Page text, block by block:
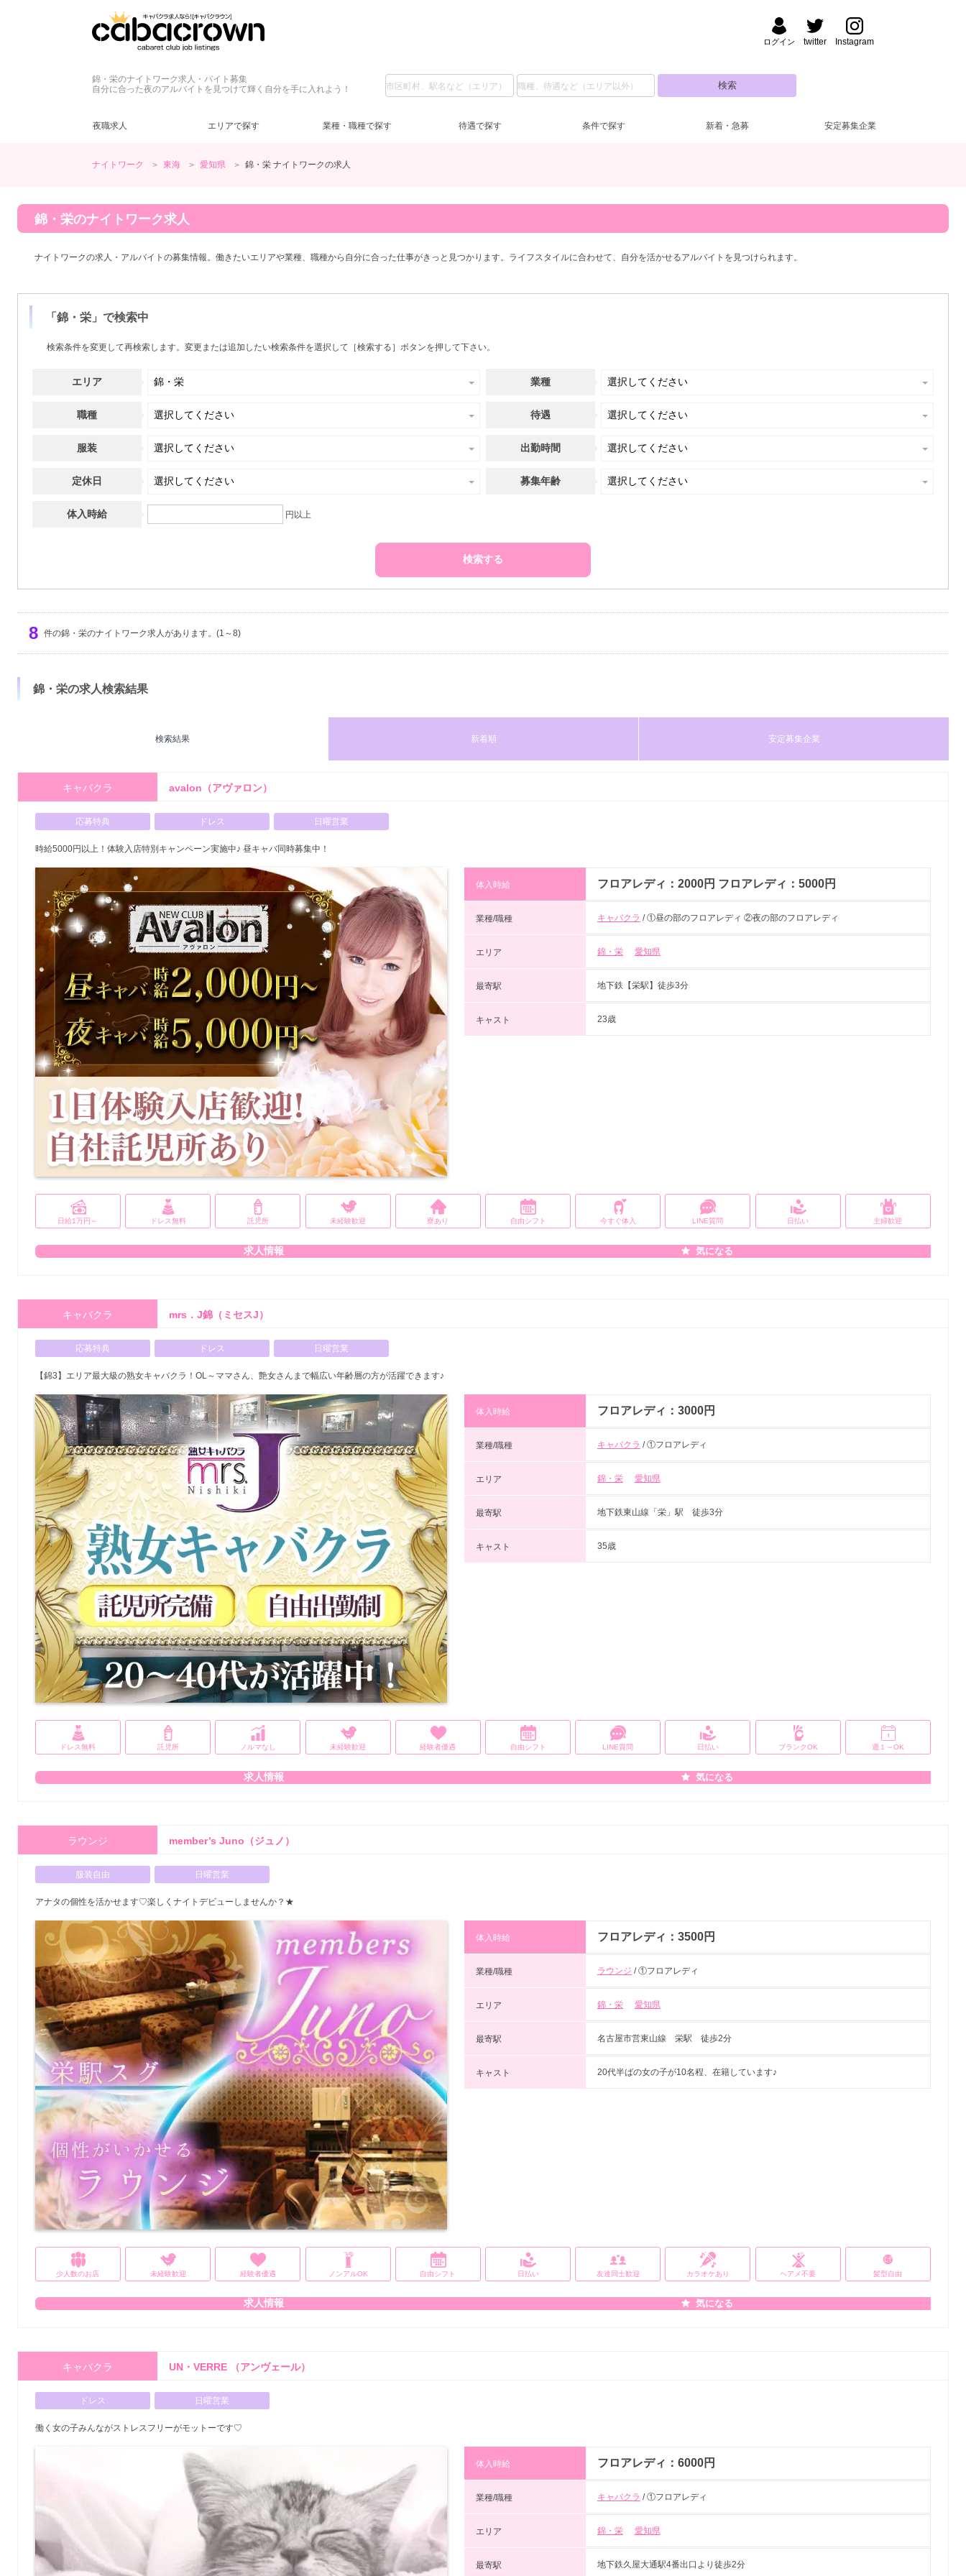
Instagram
twitter
ログイン
錦・栄のナイトワーク求人・バイト募集
自分に合った夜のアルバイトを見つけて輝く自分を手に入れよう！
夜職求人 エリアで探す
(20) 錦・栄 (8) 名駅・中村区
春日井・小牧 (1) 一宮・稲沢 (1) 安城・刈谷･知立 (1) 半田・東海・知多 (4)
業種・職種で探す
キャバクラ (27) ラウンジ (1) フロアレディ
待遇で探す
ネイル自由 (2) 髪型自由 (5) LINE質問
ヘアメ無料 (1) ヘアメ不要 (3) 交通費支給 (3) 新人保証あり (5) ノルマなし (23) 罰金なし (1)
カラオケあり (6)
条件で探す
(23) 私服 (2) 服装自由
土曜営業 (28) 日曜営業 (16) 祝日営業 (25) 10代 (10) 20代 (27) 30代 (11)
新着・急募 安定募集企業
ナイトワーク 東海 愛知県 錦・栄 ナイトワークの求人
錦・栄のナイトワーク求人
ナイトワークの求人・アルバイトの募集情報。働きたいエリアや業種、職種から自分に合った仕事がきっと見つかります。ライフスタイルに合わせて、自分を活かせるアルバイトを見つけられます。
「 錦・栄 」で検索中
検索条件を変更して再検索します。変更または追加したい検索条件を選択して［検索する］ボタンを押して下さい。
エリア 業種
職種 待遇
服装 出勤時間
定休日 募集年齢
体入時給 円以上
検索する
8 件の錦・栄のナイトワーク求人があります。(1～8)
錦・栄の求人検索結果
検索結果 新着順 安定募集企業
キャバクラ avalon（アヴァロン）
応募特典 ドレス 日曜営業
時給5000円以上！体験入店特別キャンペーン実施中♪ 昼キャバ同時募集中！
体入時給 フロアレディ：2000円 フロアレディ：5000円
業種/職種 キャバクラ / ①昼の部のフロアレディ ②夜の部のフロアレディ
エリア 錦・栄 愛知県
最寄駅 地下鉄【栄駅】徒歩3分
キャスト 23歳
日給1万円～ ドレス無料 託児所 未経験歓迎 寮あり 自由シフト 今すぐ体入 LINE質問 日払い 主婦歓迎
求人情報 気になる
キャバクラ mrs．J錦（ミセスJ）
応募特典 ドレス 日曜営業
【錦3】エリア最大級の熟女キャバクラ！OL～ママさん、艶女さんまで幅広い年齢層の方が活躍できます♪
体入時給 フロアレディ：3000円
業種/職種 キャバクラ / ①フロアレディ
エリア 錦・栄 愛知県
最寄駅 地下鉄東山線「栄」駅 徒歩3分
キャスト 35歳
ドレス無料 託児所 ノルマなし 未経験歓迎 経験者優遇 自由シフト LINE質問 日払い ブランクOK 週１～OK
求人情報 気になる
ラウンジ member’s Juno（ジュノ）
服装自由 日曜営業
アナタの個性を活かせます♡楽しくナイトデビューしませんか？★
体入時給 フロアレディ：3500円
業種/職種 ラウンジ / ①フロアレディ
エリア 錦・栄 愛知県
最寄駅 名古屋市営東山線 栄駅 徒歩2分
キャスト 20代半ばの女の子が10名程、在籍しています♪
少人数のお店 未経験歓迎 経験者優遇 ノンアルOK 自由シフト 日払い 友達同士歓迎 カラオケあり ヘアメ不要 髪型自由
求人情報 気になる
キャバクラ UN・VERRE （アンヴェール）
ドレス 日曜営業
働く女の子みんながストレスフリーがモットーです♡
体入時給 フロアレディ：6000円
業種/職種 キャバクラ / ①フロアレディ
エリア 錦・栄 愛知県
最寄駅 地下鉄久屋大通駅4番出口より徒歩2分